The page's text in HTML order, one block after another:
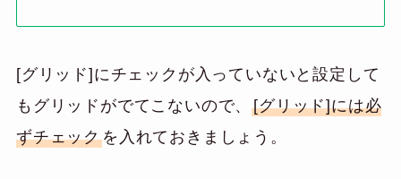
[グリッド]にチェックが入っていないと設定して
もグリッドがでてこないので、[グリッド]には必
ずチェックを入れておきましょう。